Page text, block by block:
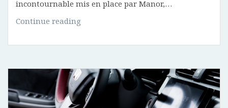
incontournable mis en place par Manor,…
Continue reading
faut
des
Beauty
Days